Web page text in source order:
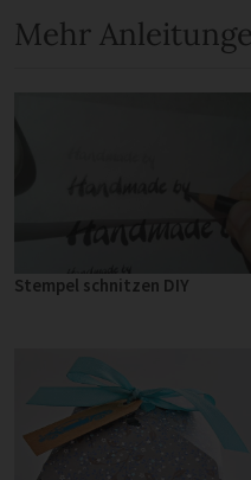
Mehr
Stempel schnitzen DIY